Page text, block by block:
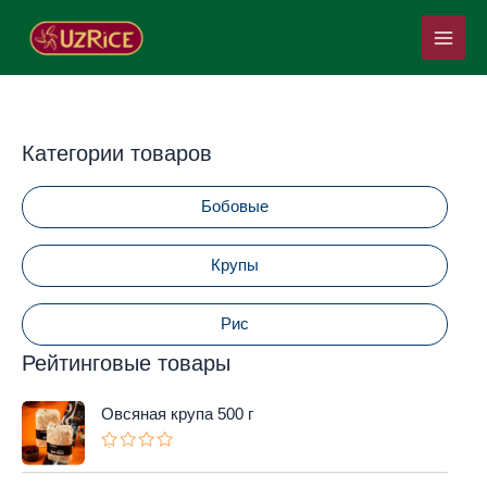
Main
Menu
Категории товаров
Бобовые
Крупы
Рис
Рейтинговые товары
Овсяная крупа 500 г
ц